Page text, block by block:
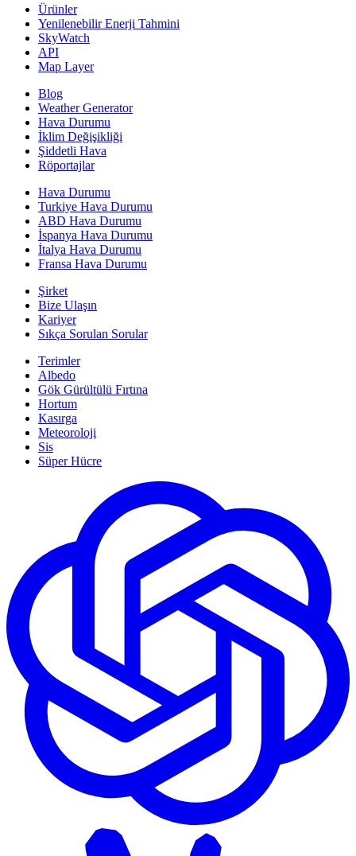
Ürünler
Yenilenebilir Enerji Tahmini
SkyWatch
API
Map Layer
Blog
Weather Generator
Hava Durumu
İklim Değişikliği
Şiddetli Hava
Röportajlar
Hava Durumu
Turkiye Hava Durumu
ABD Hava Durumu
İspanya Hava Durumu
İtalya Hava Durumu
Fransa Hava Durumu
Şirket
Bize Ulaşın
Kariyer
Sıkça Sorulan Sorular
Terimler
Albedo
Gök Gürültülü Fırtına
Hortum
Kasırga
Meteoroloji
Sis
Süper Hücre